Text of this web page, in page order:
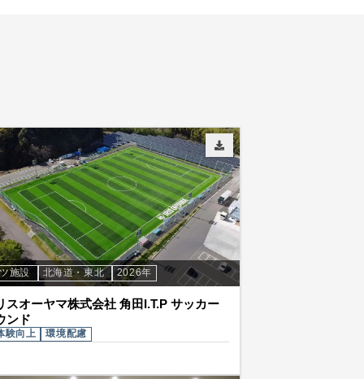
施設 北海道・東北 2026年
スオーヤマ株式会社 角田I.T.P サッカー
ンド
験向上 環境配慮